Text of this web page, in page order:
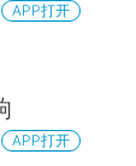
APP打开
APP打开